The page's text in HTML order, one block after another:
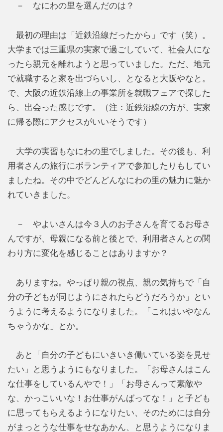
－ なにわの里を選んだのは？
最初の理由は「近鉄沿線だったから」です（笑）。
大学までは三重県の実家で過ごしていて、社会人にな
ったら親元を離れようと思っていました。ただ、地元
で就職すると家を出づらいし、となると大阪やなと。
で、大阪の近鉄沿線上の事業所を就職フェアで探した
ら、出会った感じです。（注：近鉄沿線の方が、実家
に帰る際にアクセスがいいそうです）
大学の実習もなにわの里でしました。その後も、利
用者さんの旅行にボランティアで参加したりもしてい
ましたね。その中でどんどんなにわの里の魅力に魅か
れていきました。
－ やよいさんは今３人のお子さんを育てるお母さ
んですが、母親になる前と後とで、利用者さんとの関
わり方に変化を感じることはありますか？
ありますね。やっぱり親の視点、親の気持ちで「自
分の子どもが同じようにされたらどうだろうか」とい
うように考えるようになりました。「これはいやなん
ちゃうかな」とか。
あと「自分の子どもにいきいき働いている姿を見せ
たい」と思うようにもなりました。「お母さんはこん
な仕事をしているんやで！」「お母さんって素敵や
な、かっこいいな！お仕事がんばってな！」と子ども
に思ってもらえるようになりたい、そのためには自分
がまっとうな仕事をせなあかん、と思うようになりま